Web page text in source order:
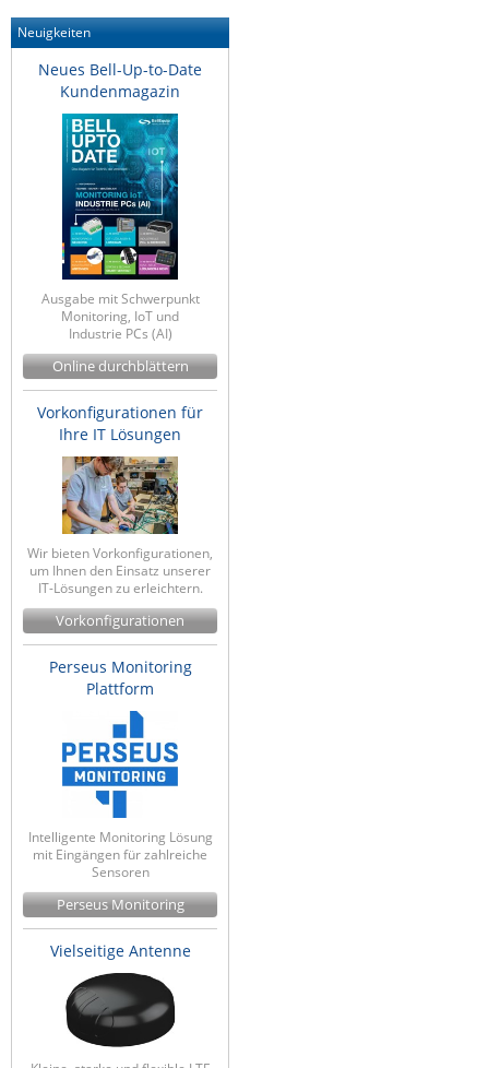
Neuigkeiten
Neues Bell-Up-to-Date
Kundenmagazin
Ausgabe mit Schwerpunkt
Monitoring, IoT und
Industrie PCs (AI)
Online durchblättern
Vorkonfigurationen für
Ihre IT Lösungen
Wir bieten Vorkonfigurationen,
um Ihnen den Einsatz unserer
IT-Lösungen zu erleichtern.
Vorkonfigurationen
Perseus Monitoring
Plattform
Intelligente Monitoring Lösung
mit Eingängen für zahlreiche
Sensoren
Perseus Monitoring
Vielseitige Antenne